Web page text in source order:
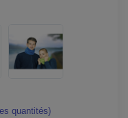
quantités)